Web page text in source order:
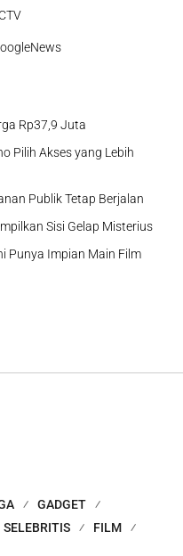
Rp37,9 Juta
Pilih Akses yang Lebih
Publik Tetap Berjalan
Sisi Gelap Misterius
Punya Impian Main Film
GADGET
SELEBRITIS
FILM